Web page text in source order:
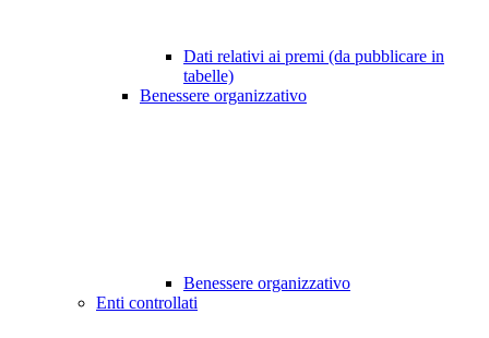
Dati relativi ai premi (da pubblicare in
tabelle)
Benessere organizzativo
Benessere organizzativo
Enti controllati